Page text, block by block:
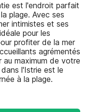
est l'endroit parfait
plage. Avec ses
intimistes et ses
pour les
profiter de la mer
agrémentés
maximum de votre
l'Istrie est le
à la plage.